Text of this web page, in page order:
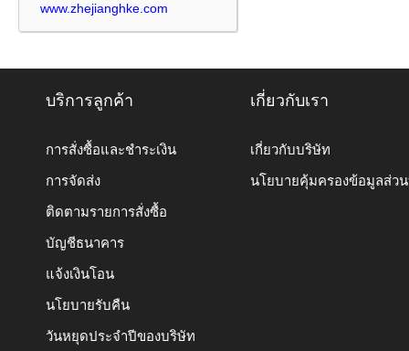
www.zhejianghke.com
บริการลูกค้า
การสั่งซื้อและชำระเงิน
การจัดส่ง
ติดตามรายการสั่งซื้อ
บัญชีธนาคาร
แจ้งเงินโอน
นโยบายรับคืน
วันหยุดประจำปีของบริษัท
เกี่ยวกับเรา
เกี่ยวกับบริษัท
นโยบายคุ้มครองข้อมูลส่ว